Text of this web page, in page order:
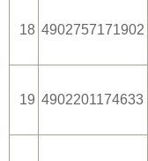
18 4902757171902
19 4902201174633